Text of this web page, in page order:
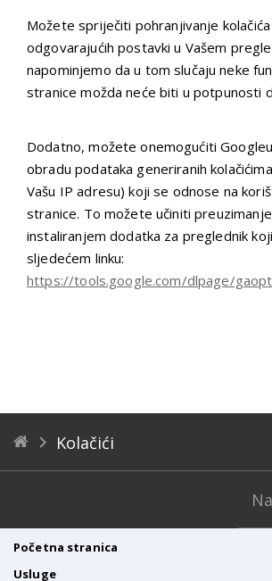
Možete spriječiti pohranjivanje
odgovarajućih postavki u Vašem
napominjemo da u tom slučaju neke
stranice možda neće biti u potpunosti
Dodatno, možete onemogućiti
obradu podataka generiranih
Vašu IP adresu) koji se odnose na
stranice. To možete učiniti
instaliranjem dodatka za preglednik
sljedećem linku:
https://tools.google.com/dlpage/
Kolačići
Početna stranica
Usluge